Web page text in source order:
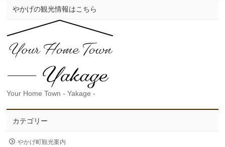
やかげの観光情報はこちら
Your Home Town - Yakage -
カテゴリー
やかげ町観光案内